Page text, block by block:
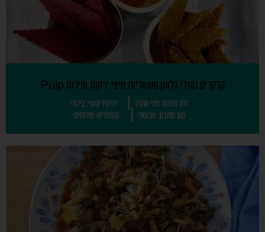
קרקרים נטולי גלוטן משאריות מיצי ירקות ופירות Pulp
זמן הכנה: חצי שעה
דרגת קושי: בינוני
סוג מתכון: טבעוני
קטגוריה: מלוחים